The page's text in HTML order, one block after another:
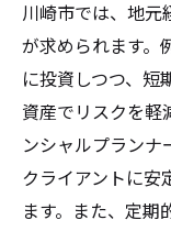
川崎市では、地元
が求められます。
に投資しつつ、短
資産でリスクを軽
ンシャルプランナ
クライアントに安
ます。また、定期